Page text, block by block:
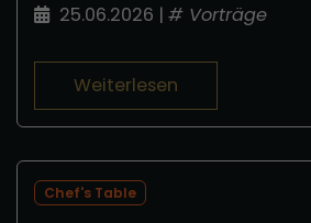
25.06.2026 | # Vorträge
Weiterlesen
Chef's Table